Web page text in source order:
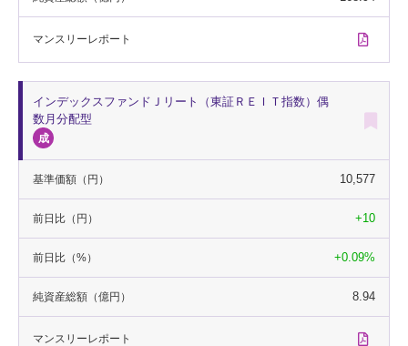
マンスリーレポート
インデックスファンドＪリート（東証ＲＥＩＴ指数）偶
数月分配型
基準価額 （円） 10,577
前日比 （円） +10
前日比 （%） +0.09%
純資産総額 （億円） 8.94
マンスリーレポート